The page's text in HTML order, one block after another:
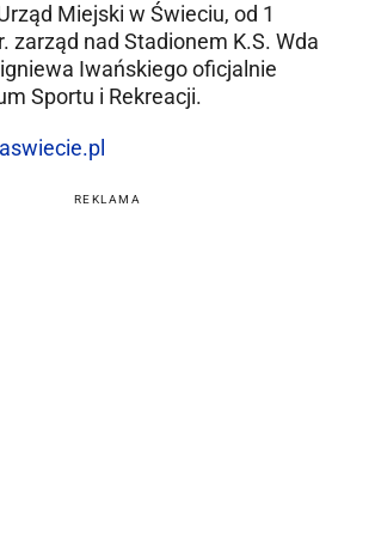
Miejski w Świeciu, od 1
zarząd nad Stadionem K.S. Wda
Iwańskiego oficjalnie
Sportu i Rekreacji.
REKLAMA